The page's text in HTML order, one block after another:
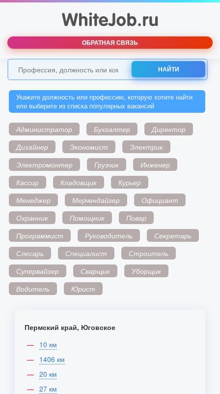
ОБРАТНАЯ СВЯЗЬ
НАЙТИ
Укажите должность или профессию, которую хотите найти
или выберите из списка популярных вакансий
Администратор Бухгалтер
Директор
Дизайнер
Экономист
Электрик
Электромонтер
Грузчик
Инженер
Кассир
Кладовщик
Курьер
Менеджер
Мерчендайзер
Официант
Охранник
Помощник
Повар
Программист
Руководитель
Секретарь
Слесарь
Специалист
Строитель
Супервайзер
Сварщик
Уборщик
Водитель
Юрист
Пермский край, Юговское
10 км
1406 км
20 км
27 км